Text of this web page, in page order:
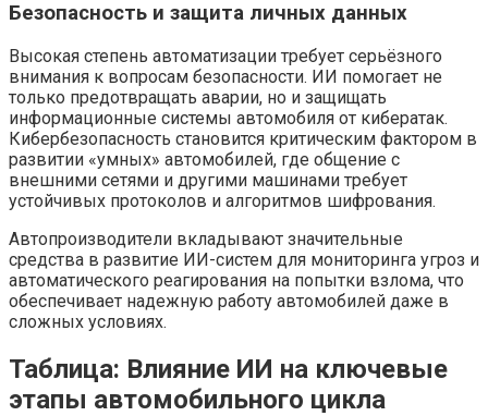
Безопасность и защита личных данных
Высокая степень автоматизации требует серьёзного
внимания к вопросам безопасности. ИИ помогает не
только предотвращать аварии, но и защищать
информационные системы автомобиля от кибератак.
Кибербезопасность становится критическим фактором в
развитии «умных» автомобилей, где общение с
внешними сетями и другими машинами требует
устойчивых протоколов и алгоритмов шифрования.
Автопроизводители вкладывают значительные
средства в развитие ИИ-систем для мониторинга угроз и
автоматического реагирования на попытки взлома, что
обеспечивает надежную работу автомобилей даже в
сложных условиях.
Таблица: Влияние ИИ на ключевые
этапы автомобильного цикла